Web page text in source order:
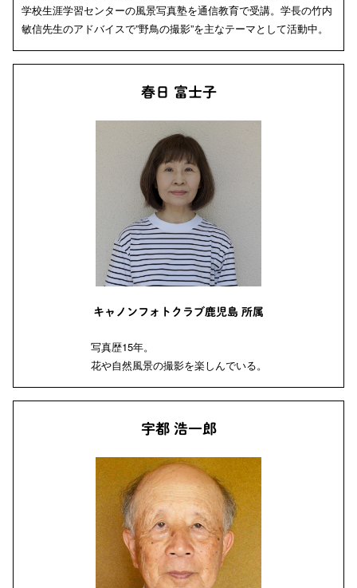
学校生涯学習センターの風景写真塾を通信教育で受講。学長の竹内
敏信先生のアドバイスで”野鳥の撮影”を主なテーマとして活動中。
春日 富士子
キャノンフォトクラブ鹿児島 所属
写真歴15年。
花や自然風景の撮影を楽しんでいる。
宇都 浩一郎